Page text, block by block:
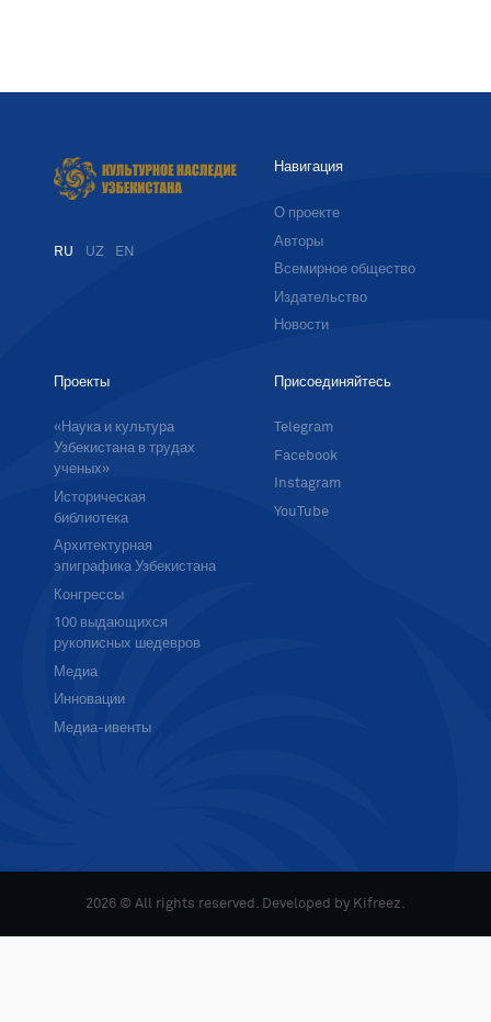
RU UZ EN
Навигация
О проекте
Авторы
Всемирное общество
Издательство
Новости
Проекты
«Наука и культура
Узбекистана в трудах
ученых»
Историческая
библиотека
Архитектурная
эпиграфика Узбекистана
Конгрессы
100 выдающихся
рукописных шедевров
Медиа
Инновации
Медиа-ивенты
Присоединяйтесь
Telegram
Facebook
Instagram
YouTube
2026 © All rights reserved. Developed by Kifreez.